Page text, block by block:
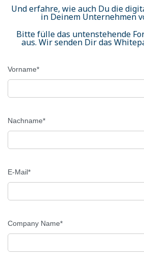
Und erfahre, wie auch Du die
in Deinem Unternehmen
Bitte fülle das untenstehende
aus. Wir senden Dir das
Vorname*
Nachname*
E-Mail*
Company Name*